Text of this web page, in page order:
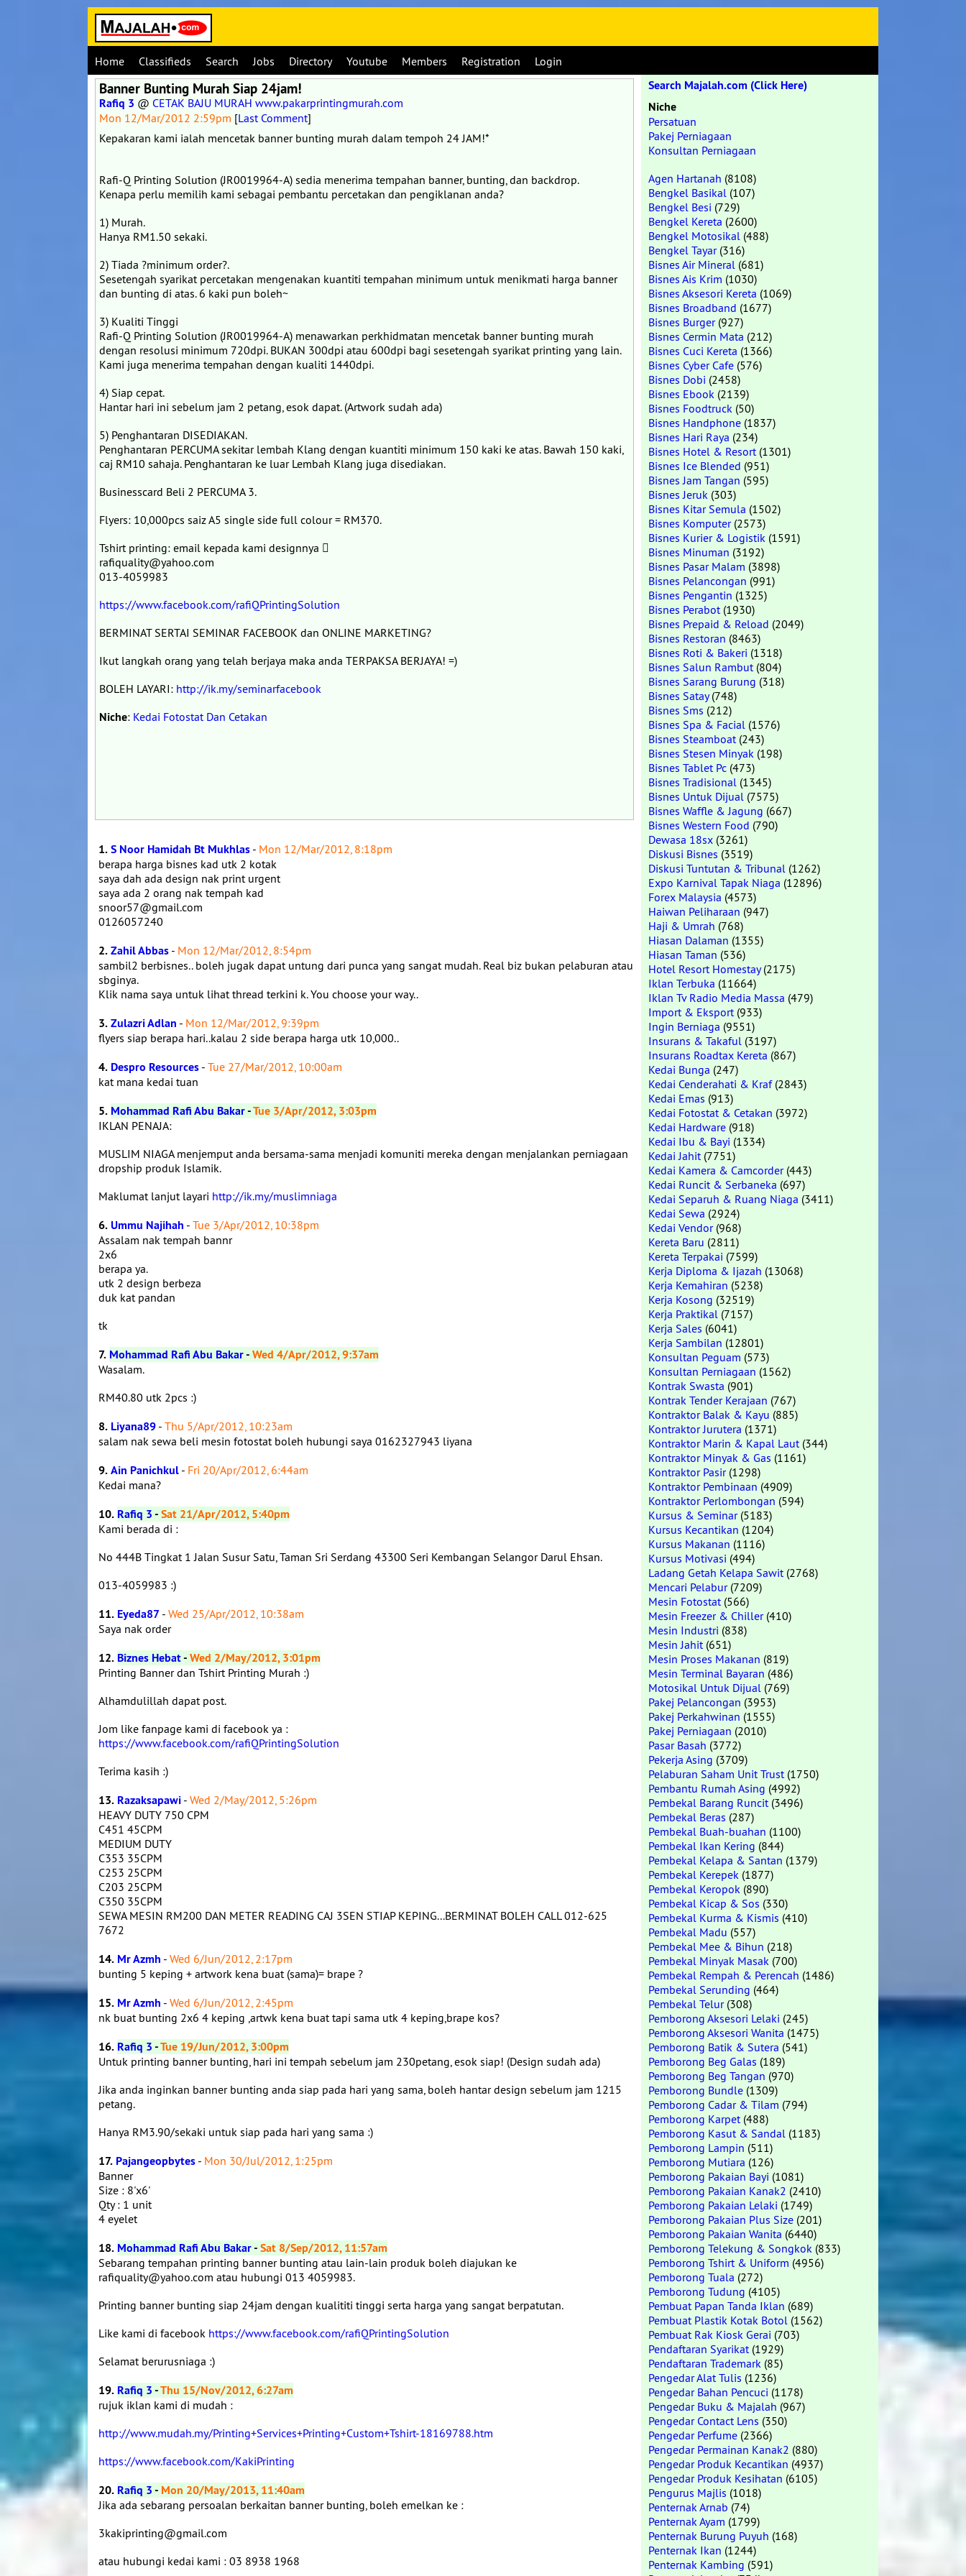
Home Classifieds Search Jobs Directory Youtube Members Registration Login
Banner Bunting Murah Siap 24jam!
Rafiq 3 @ CETAK BAJU MURAH www.pakarprintingmurah.com
Mon 12/Mar/2012 2:59pm [Last Comment]
Kepakaran kami ialah mencetak banner bunting murah dalam tempoh 24 JAM!*
Rafi-Q Printing Solution (JR0019964-A) sedia menerima tempahan banner, bunting, dan backdrop.
Kenapa perlu memilih kami sebagai pembantu percetakan dan pengiklanan anda?
1) Murah.
Hanya RM1.50 sekaki.
2) Tiada ?minimum order?.
Sesetengah syarikat percetakan mengenakan kuantiti tempahan minimum untuk menikmati harga banner
dan bunting di atas. 6 kaki pun boleh~
3) Kualiti Tinggi
Rafi-Q Printing Solution (JR0019964-A) menawarkan perkhidmatan mencetak banner bunting murah
dengan resolusi minimum 720dpi. BUKAN 300dpi atau 600dpi bagi sesetengah syarikat printing yang lain.
Kami juga menerima tempahan dengan kualiti 1440dpi.
4) Siap cepat.
Hantar hari ini sebelum jam 2 petang, esok dapat. (Artwork sudah ada)
5) Penghantaran DISEDIAKAN.
Penghantaran PERCUMA sekitar lembah Klang dengan kuantiti minimum 150 kaki ke atas. Bawah 150 kaki,
caj RM10 sahaja. Penghantaran ke luar Lembah Klang juga disediakan.
Businesscard Beli 2 PERCUMA 3.
Flyers: 10,000pcs saiz A5 single side full colour = RM370.
Tshirt printing: email kepada kami designnya 
rafiquality@yahoo.com
013-4059983
https://www.facebook.com/rafiQPrintingSolution
BERMINAT SERTAI SEMINAR FACEBOOK dan ONLINE MARKETING?
Ikut langkah orang yang telah berjaya maka anda TERPAKSA BERJAYA! =)
BOLEH LAYARI: http://ik.my/seminarfacebook
Niche: Kedai Fotostat Dan Cetakan
1.S Noor Hamidah Bt Mukhlas - Mon 12/Mar/2012, 8:18pm
berapa harga bisnes kad utk 2 kotak
saya dah ada design nak print urgent
saya ada 2 orang nak tempah kad
snoor57@gmail.com
0126057240
2.Zahil Abbas - Mon 12/Mar/2012, 8:54pm
sambil2 berbisnes.. boleh jugak dapat untung dari punca yang sangat mudah. Real biz bukan pelaburan atau
sbginya.
Klik nama saya untuk lihat thread terkini k. You choose your way..
3.Zulazri Adlan - Mon 12/Mar/2012, 9:39pm
flyers siap berapa hari..kalau 2 side berapa harga utk 10,000..
4. Despro Resources - Tue 27/Mar/2012, 10:00am
kat mana kedai tuan
5. Mohammad Rafi Abu Bakar-Tue 3/Apr/2012, 3:03pm
IKLAN PENAJA:
MUSLIM NIAGA menjemput anda bersama-sama menjadi komuniti mereka dengan menjalankan perniagaan
dropship produk Islamik.
Maklumat lanjut layari http://ik.my/muslimniaga
6.Ummu Najihah - Tue 3/Apr/2012, 10:38pm
Assalam nak tempah bannr
2x6
berapa ya.
utk 2 design berbeza
duk kat pandan
tk
7. Mohammad Rafi Abu Bakar-Wed 4/Apr/2012, 9:37am
Wasalam.
RM40.80 utk 2pcs :)
8. Liyana89 - Thu 5/Apr/2012, 10:23am
salam nak sewa beli mesin fotostat boleh hubungi saya 0162327943 liyana
9.Ain Panichkul - Fri 20/Apr/2012, 6:44am
Kedai mana?
10. Rafiq 3-Sat 21/Apr/2012, 5:40pm
Kami berada di :
No 444B Tingkat 1 Jalan Susur Satu, Taman Sri Serdang 43300 Seri Kembangan Selangor Darul Ehsan.
013-4059983 :)
11. Eyeda87 - Wed 25/Apr/2012, 10:38am
Saya nak order
12. Biznes Hebat-Wed 2/May/2012, 3:01pm
Printing Banner dan Tshirt Printing Murah :)
Alhamdulillah dapat post.
Jom like fanpage kami di facebook ya :
https://www.facebook.com/rafiQPrintingSolution
Terima kasih :)
13. Razaksapawi - Wed 2/May/2012, 5:26pm
HEAVY DUTY 750 CPM
C451 45CPM
MEDIUM DUTY
C353 35CPM
C253 25CPM
C203 25CPM
C350 35CPM
SEWA MESIN RM200 DAN METER READING CAJ 3SEN STIAP KEPING...BERMINAT BOLEH CALL 012-625
7672
14. Mr Azmh - Wed 6/Jun/2012, 2:17pm
bunting 5 keping + artwork kena buat (sama)= brape ?
15. Mr Azmh - Wed 6/Jun/2012, 2:45pm
nk buat bunting 2x6 4 keping ,artwk kena buat tapi sama utk 4 keping,brape kos?
16. Rafiq 3-Tue 19/Jun/2012, 3:00pm
Untuk printing banner bunting, hari ini tempah sebelum jam 230petang, esok siap! (Design sudah ada)
Jika anda inginkan banner bunting anda siap pada hari yang sama, boleh hantar design sebelum jam 1215
petang.
Hanya RM3.90/sekaki untuk siap pada hari yang sama :)
17. Pajangeopbytes - Mon 30/Jul/2012, 1:25pm
Banner
Size : 8'x6'
Qty : 1 unit
4 eyelet
18. Mohammad Rafi Abu Bakar-Sat 8/Sep/2012, 11:57am
Sebarang tempahan printing banner bunting atau lain-lain produk boleh diajukan ke
rafiquality@yahoo.com atau hubungi 013 4059983.
Printing banner bunting siap 24jam dengan kualititi tinggi serta harga yang sangat berpatutan.
Like kami di facebook https://www.facebook.com/rafiQPrintingSolution
Selamat berurusniaga :)
19. Rafiq 3-Thu 15/Nov/2012, 6:27am
rujuk iklan kami di mudah :
http://www.mudah.my/Printing+Services+Printing+Custom+Tshirt-18169788.htm
https://www.facebook.com/KakiPrinting
20. Rafiq 3- Mon 20/May/2013, 11:40am
Jika ada sebarang persoalan berkaitan banner bunting, boleh emelkan ke :
3kakiprinting@gmail.com
atau hubungi kedai kami : 03 8938 1968
Search Majalah.com (Click Here)
Niche
Persatuan
Pakej Perniagaan
Konsultan Perniagaan
Agen Hartanah (8108)
Bengkel Basikal (107)
Bengkel Besi (729)
Bengkel Kereta (2600)
Bengkel Motosikal (488)
Bengkel Tayar(316)
Bisnes Air Mineral (681)
Bisnes Ais Krim (1030)
Bisnes Aksesori Kereta (1069)
Bisnes Broadband (1677)
Bisnes Burger(927)
Bisnes Cermin Mata (212)
Bisnes Cuci Kereta (1366)
Bisnes Cyber Cafe (576)
Bisnes Dobi (2458)
Bisnes Ebook (2139)
Bisnes Foodtruck (50)
Bisnes Handphone (1837)
Bisnes Hari Raya (234)
Bisnes Hotel & Resort(1301)
Bisnes Ice Blended (951)
Bisnes Jam Tangan (595)
Bisnes Jeruk (303)
Bisnes Kitar Semula (1502)
Bisnes Komputer(2573)
Bisnes Kurier & Logistik (1591)
Bisnes Minuman (3192)
Bisnes Pasar Malam (3898)
Bisnes Pelancongan (991)
Bisnes Pengantin (1325)
Bisnes Perabot(1930)
Bisnes Prepaid & Reload (2049)
Bisnes Restoran (8463)
Bisnes Roti & Bakeri (1318)
Bisnes Salun Rambut(804)
Bisnes Sarang Burung (318)
Bisnes Satay(748)
Bisnes Sms (212)
Bisnes Spa & Facial (1576)
Bisnes Steamboat(243)
Bisnes Stesen Minyak (198)
Bisnes Tablet Pc (473)
Bisnes Tradisional (1345)
Bisnes Untuk Dijual (7575)
Bisnes Waffle & Jagung (667)
Bisnes Western Food (790)
Dewasa 18sx (3261)
Diskusi Bisnes (3519)
Diskusi Tuntutan & Tribunal (1262)
Expo Karnival Tapak Niaga (12896)
Forex Malaysia (4573)
Haiwan Peliharaan (947)
Haji & Umrah (768)
Hiasan Dalaman (1355)
Hiasan Taman (536)
Hotel Resort Homestay(2175)
Iklan Terbuka (11664)
Iklan Tv Radio Media Massa (479)
Import & Eksport(933)
Ingin Berniaga (9551)
Insurans & Takaful (3197)
Insurans Roadtax Kereta (867)
Kedai Bunga (247)
Kedai Cenderahati & Kraf(2843)
Kedai Emas (913)
Kedai Fotostat & Cetakan (3972)
Kedai Hardware (918)
Kedai Ibu & Bayi (1334)
Kedai Jahit(7751)
Kedai Kamera & Camcorder(443)
Kedai Runcit & Serbaneka (697)
Kedai Separuh & Ruang Niaga (3411)
Kedai Sewa (2924)
Kedai Vendor(968)
Kereta Baru (2811)
Kereta Terpakai (7599)
Kerja Diploma & Ijazah (13068)
Kerja Kemahiran (5238)
Kerja Kosong (32519)
Kerja Praktikal (7157)
Kerja Sales (6041)
Kerja Sambilan (12801)
Konsultan Peguam (573)
Konsultan Perniagaan (1562)
Kontrak Swasta (901)
Kontrak Tender Kerajaan (767)
Kontraktor Balak & Kayu (885)
Kontraktor Jurutera (1371)
Kontraktor Marin & Kapal Laut(344)
Kontraktor Minyak & Gas (1161)
Kontraktor Pasir(1298)
Kontraktor Pembinaan (4909)
Kontraktor Perlombongan (594)
Kursus & Seminar(5183)
Kursus Kecantikan (1204)
Kursus Makanan (1116)
Kursus Motivasi (494)
Ladang Getah Kelapa Sawit(2768)
Mencari Pelabur(7209)
Mesin Fotostat(566)
Mesin Freezer & Chiller(410)
Mesin Industri (838)
Mesin Jahit(651)
Mesin Proses Makanan (819)
Mesin Terminal Bayaran (486)
Motosikal Untuk Dijual (769)
Pakej Pelancongan (3953)
Pakej Perkahwinan (1555)
Pakej Perniagaan (2010)
Pasar Basah (3772)
Pekerja Asing (3709)
Pelaburan Saham Unit Trust(1750)
Pembantu Rumah Asing (4992)
Pembekal Barang Runcit(3496)
Pembekal Beras (287)
Pembekal Buah-buahan (1100)
Pembekal Ikan Kering (844)
Pembekal Kelapa & Santan (1379)
Pembekal Kerepek (1877)
Pembekal Keropok (890)
Pembekal Kicap & Sos (330)
Pembekal Kurma & Kismis (410)
Pembekal Madu (557)
Pembekal Mee & Bihun (218)
Pembekal Minyak Masak (700)
Pembekal Rempah & Perencah (1486)
Pembekal Serunding (464)
Pembekal Telur(308)
Pemborong Aksesori Lelaki (245)
Pemborong Aksesori Wanita (1475)
Pemborong Batik & Sutera (541)
Pemborong Beg Galas (189)
Pemborong Beg Tangan (970)
Pemborong Bundle (1309)
Pemborong Cadar & Tilam (794)
Pemborong Karpet(488)
Pemborong Kasut & Sandal (1183)
Pemborong Lampin (511)
Pemborong Mutiara (126)
Pemborong Pakaian Bayi (1081)
Pemborong Pakaian Kanak2 (2410)
Pemborong Pakaian Lelaki (1749)
Pemborong Pakaian Plus Size (201)
Pemborong Pakaian Wanita (6440)
Pemborong Telekung & Songkok (833)
Pemborong Tshirt & Uniform (4956)
Pemborong Tuala (272)
Pemborong Tudung (4105)
Pembuat Papan Tanda Iklan (689)
Pembuat Plastik Kotak Botol (1562)
Pembuat Rak Kiosk Gerai (703)
Pendaftaran Syarikat(1929)
Pendaftaran Trademark (85)
Pengedar Alat Tulis (1236)
Pengedar Bahan Pencuci (1178)
Pengedar Buku & Majalah (967)
Pengedar Contact Lens (350)
Pengedar Perfume (2366)
Pengedar Permainan Kanak2 (880)
Pengedar Produk Kecantikan (4937)
Pengedar Produk Kesihatan (6105)
Pengurus Majlis (1018)
Penternak Arnab (74)
Penternak Ayam (1799)
Penternak Burung Puyuh (168)
Penternak Ikan (1244)
Penternak Kambing (591)